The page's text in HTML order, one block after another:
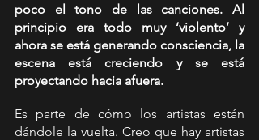
poco el tono de las canciones. Al
principio era todo muy ‘violento’ y
ahora se está generando consciencia, la
escena está creciendo y se está
proyectando hacia afuera.
Es parte de cómo los artistas están
dándole la vuelta. Creo que hay artistas